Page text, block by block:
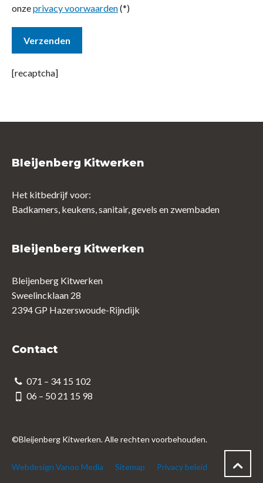
onzeprivacy voorwaarden(*)
[recaptcha]
Bleijenberg Kitwerken
Het kitbedrijf voor:
Badkamers, keukens, sanitair, gevels en zwembaden
Bleijenberg Kitwerken
Bleijenberg Kitwerken
Sweelincklaan 28
2394 GP Hazerswoude-Rijndijk
Contact
071 – 34 15 102
06 – 50 21 15 98
©Bleijenberg Kitwerken. Alle rechten voorbehouden.
Webdesign Vanoo Media Sitemap
Privacy beleid